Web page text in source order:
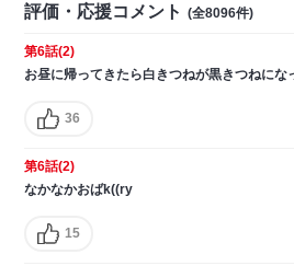
評価・応援コメント (全8096件)
第6話(2)
お昼に帰ってきたら白きつねが黒きつねにな
36
第6話(2)
なかなかおばk((ry
15